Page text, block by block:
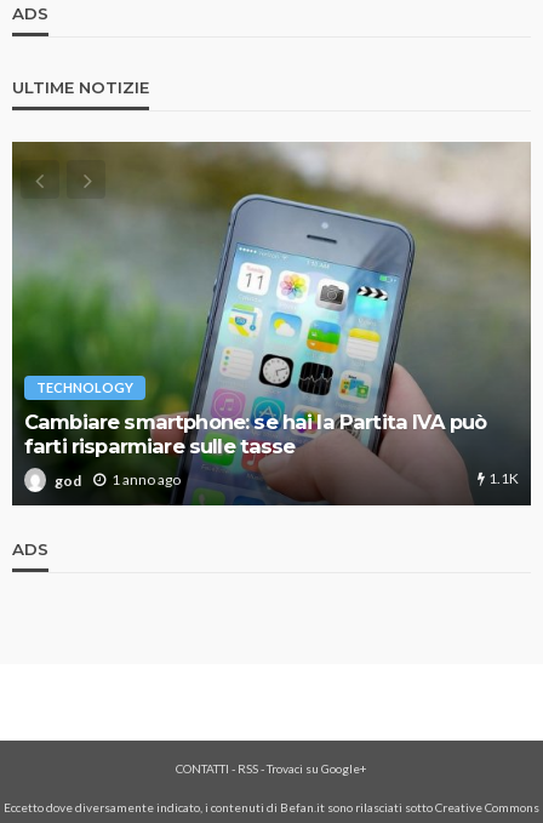
ADS
ULTIME NOTIZIE
TECHNOLOGY
Cambiare smartphone: se hai la Partita IVA può
farti risparmiare sulle tasse
god 1 anno ago 1.1K
ADS
CONTATTI - RSS-Trovaci su Google+
Eccetto dove diversamente indicato, i contenuti di Befan.it sono rilasciati sotto Creative Commons